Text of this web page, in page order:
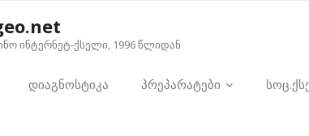
ინტერნეტ-ქსელი, 1996 წლიდან
დიაგნოსტიკა პრეპარატები